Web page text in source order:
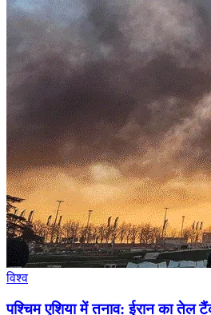
विश्व
पश्चिम एशिया में तनाव: ईरान का तेल